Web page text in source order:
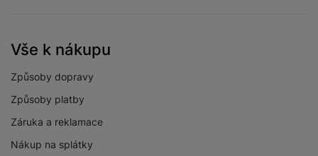
Vše k nákupu
Způsoby dopravy
Způsoby platby
Záruka a reklamace
Nákup na splátky